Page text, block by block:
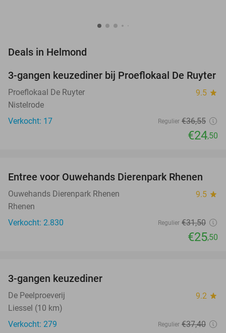
Deals in Helmond
33%
NEW
TODAY
3-gangen keuzediner bij Proeflokaal De Ruyter
Proeflokaal De Ruyter 9.5 star
Nistelrode
Verkocht: 17
Regulier €36,55
€24,50
19%
TODAY
Entree voor Ouwehands Dierenpark Rhenen
Ouwehands Dierenpark Rhenen 9.5 star
Rhenen
Verkocht: 2.830
Regulier €31,50
€25,50
3-gangen keuzediner
De Peelproeverij 9.2 star
Liessel (10 km)
Verkocht: 279
Regulier €37,40